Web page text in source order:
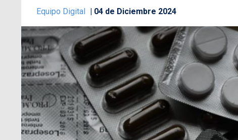
Equipo Digital 04 de Diciembre 2024